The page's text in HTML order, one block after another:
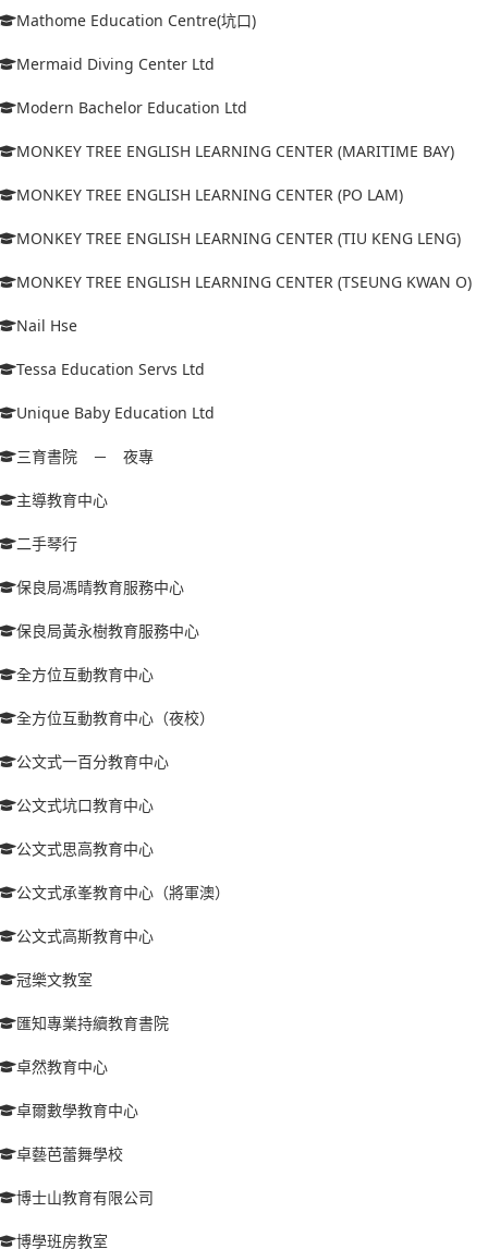
Mathome Education Centre(坑口)
Mermaid Diving Center Ltd
Modern Bachelor Education Ltd
MONKEY TREE ENGLISH LEARNING CENTER (MARITIME BAY)
MONKEY TREE ENGLISH LEARNING CENTER (PO LAM)
MONKEY TREE ENGLISH LEARNING CENTER (TIU KENG LENG)
MONKEY TREE ENGLISH LEARNING CENTER (TSEUNG KWAN O)
Nail Hse
Tessa Education Servs Ltd
Unique Baby Education Ltd
三育書院 － 夜專
主導教育中心
二手琴行
保良局馮晴教育服務中心
保良局黃永樹教育服務中心
全方位互動教育中心
全方位互動教育中心（夜校）
公文式一百分教育中心
公文式坑口教育中心
公文式思高教育中心
公文式承峯教育中心（將軍澳）
公文式高斯教育中心
冠樂文教室
匯知專業持續教育書院
卓然教育中心
卓爾數學教育中心
卓藝芭蕾舞學校
博士山教育有限公司
博學班房教室